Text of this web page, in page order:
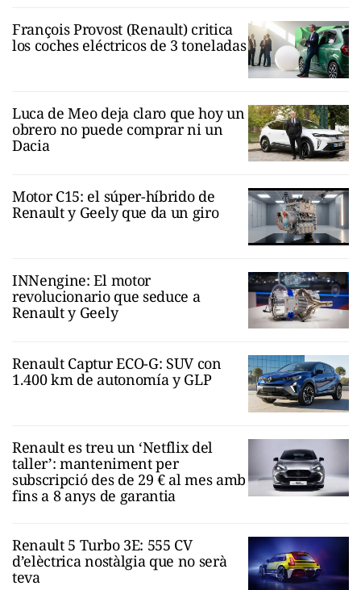
François Provost (Renault) critica
los coches eléctricos de 3 toneladas
Luca de Meo deja claro que hoy un
obrero no puede comprar ni un
Dacia
Motor C15: el súper-híbrido de
Renault y Geely que da un giro
INNengine: El motor
revolucionario que seduce a
Renault y Geely
Renault Captur ECO-G: SUV con
1.400 km de autonomía y GLP
Renault es treu un ‘Netflix del
taller’: manteniment per
subscripció des de 29 € al mes amb
fins a 8 anys de garantia
Renault 5 Turbo 3E: 555 CV
d’elèctrica nostàlgia que no serà
teva